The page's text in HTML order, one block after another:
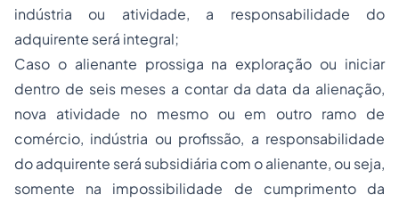
indústria ou atividade, a responsabilidade do
adquirente será integral;
Caso o alienante prossiga na exploração ou iniciar
dentro de seis meses a contar da data da alienação,
nova atividade no mesmo ou em outro ramo de
comércio, indústria ou profissão, a responsabilidade
do adquirente será subsidiária com o alienante, ou seja,
somente na impossibilidade de cumprimento da